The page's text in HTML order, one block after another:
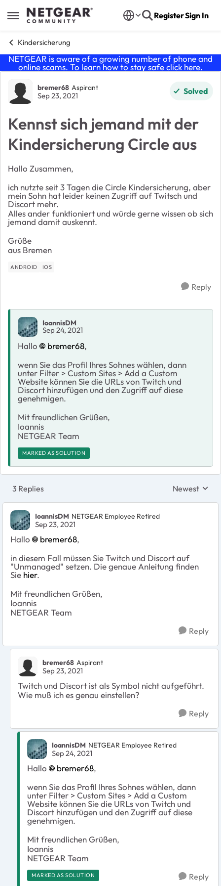
Open Side Menu
Skip to content RegisterSign In
Kindersicherung
NETGEAR is aware of a growing number of phone and
online scams. To learn how to stay safe click here.
Forum Discussion
bremer68 Aspirant
Sep 23, 2021 Solved
Kennst sich jemand mit der
Kindersicherung Circle aus
Hallo Zusammen,
ich nutzte seit 3 Tagen die Circle Kindersicherung, aber
mein Sohn hat leider keinen Zugriff auf Twitsch und
Discort mehr.
Alles ander funktioniert und würde gerne wissen ob sich
jemand damit auskennt.
Grüße
aus Bremen
ANDROID IOS
Reply
IoannisDM
Sep 24, 2021
Hallo bremer68,
wenn Sie das Profil Ihres Sohnes wählen, dann
unter Filter > Custom Sites > Add a Custom
Website können Sie die URLs von Twitch und
Discort hinzufügen und den Zugriff auf diese
genehmigen.
Mit freundlichen Grüßen,
Ioannis
NETGEAR Team
MARKED AS SOLUTION
3 Replies Replies
Newest
IoannisDM NETGEAR Employee Retired
Sep 23, 2021
Hallo bremer68,
in diesem Fall müssen Sie Twitch und Discort auf
"Unmanaged" setzen. Die genaue Anleitung finden
Sie hier.
Mit freundlichen Grüßen,
Ioannis
NETGEAR Team
Reply
bremer68 Aspirant
Sep 23, 2021
Twitch und Discort ist als Symbol nicht aufgeführt.
Wie muß ich es genau einstellen?
Reply
IoannisDM NETGEAR Employee Retired
Sep 24, 2021
Hallo bremer68,
wenn Sie das Profil Ihres Sohnes wählen, dann
unter Filter > Custom Sites > Add a Custom
Website können Sie die URLs von Twitch und
Discort hinzufügen und den Zugriff auf diese
genehmigen.
Mit freundlichen Grüßen,
Ioannis
NETGEAR Team
MARKED AS SOLUTION Reply